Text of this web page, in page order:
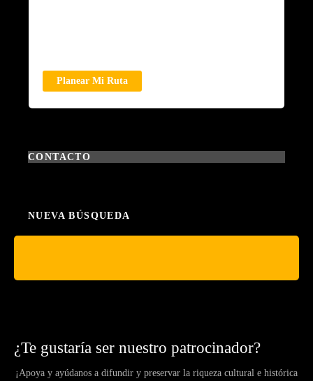
Planear Mi Ruta
CONTACTO
NUEVA BÚSQUEDA
¿Te gustaría ser nuestro patrocinador?
¡Apoya y ayúdanos a difundir y preservar la riqueza cultural e histórica